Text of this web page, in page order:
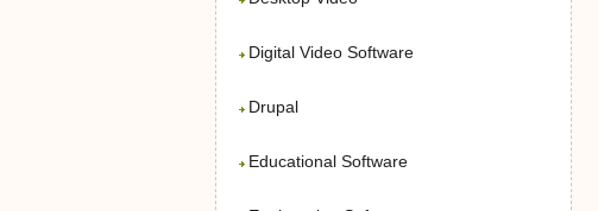
Digital Video Software
Drupal
Educational Software